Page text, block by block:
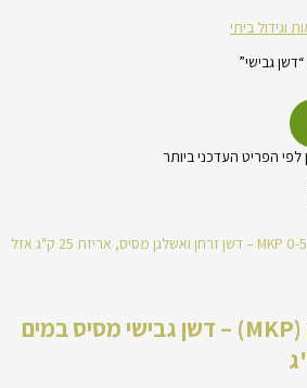
וגידול ביתי
גבישי”
לפי הפריט העדכני ביותר
אזל
אינטפיק מוצק (MKP) – דשן גבישי מסיס במים